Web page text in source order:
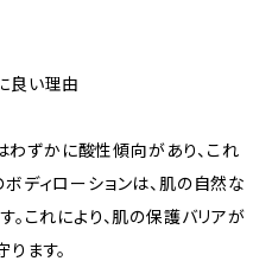
良い理由
ずかに酸性傾向があり、これ
ディローションは、肌の自然な
これにより、肌の保護バリアが
ます。